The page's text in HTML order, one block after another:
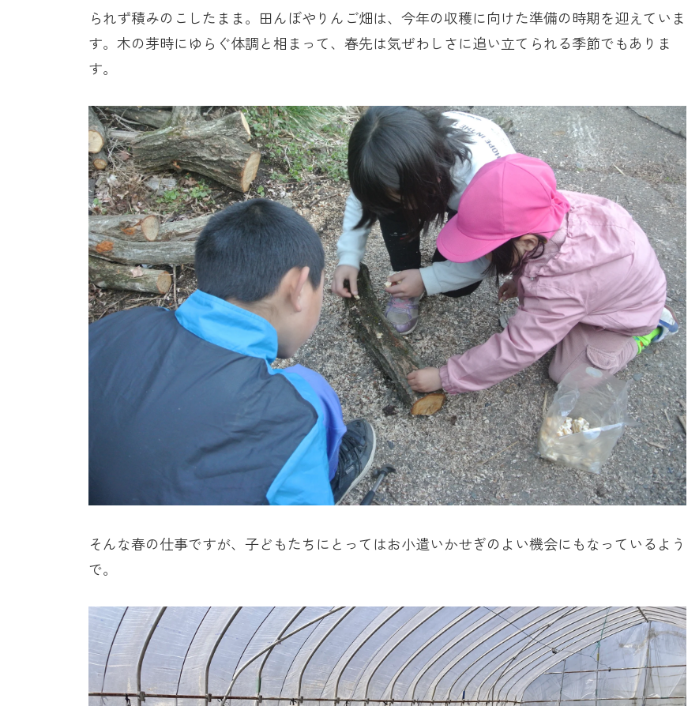
られず積みのこしたまま。田んぼやりんご畑は、今年の収穫に向けた準備の時期を迎えていま
す。木の芽時にゆらぐ体調と相まって、春先は気ぜわしさに追い立てられる季節でもありま
す。
そんな春の仕事ですが、子どもたちにとってはお小遣いかせぎのよい機会にもなっているよう
で。